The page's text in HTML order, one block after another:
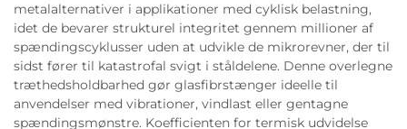
metalalternativer i applikationer med cyklisk belastning,
idet de bevarer strukturel integritet gennem millioner af
spændingscyklusser uden at udvikle de mikrorevner, der til
sidst fører til katastrofal svigt i ståldelene. Denne overlegne
træthedsholdbarhed gør glasfibrstænger ideelle til
anvendelser med vibrationer, vindlast eller gentagne
spændingsmønstre. Koefficienten for termisk udvidelse